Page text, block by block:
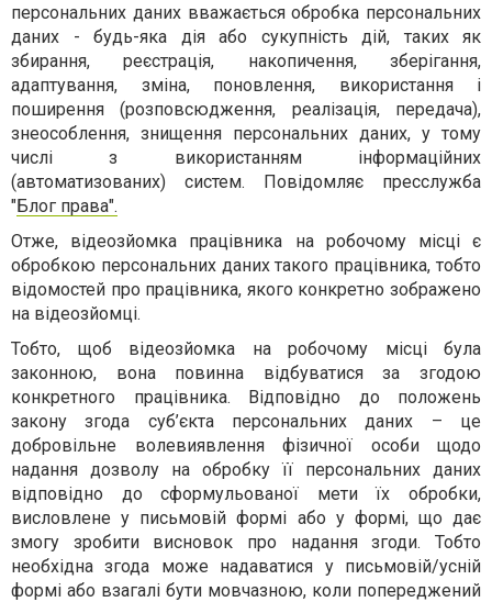
персональних даних вважається обробка персональних
даних - будь-яка дія або сукупність дій, таких як
збирання, реєстрація, накопичення, зберігання,
адаптування, зміна, поновлення, використання і
поширення (розповсюдження, реалізація, передача),
знеособлення, знищення персональних даних, у тому
числі з використанням інформаційних
(автоматизованих) систем. Повідомляє пресслужба
"Блог права".
Отже, відеозйомка працівника на робочому місці є
обробкою персональних даних такого працівника, тобто
відомостей про працівника, якого конкретно зображено
на відеозйомці.
Тобто, щоб відеозйомка на робочому місці була
законною, вона повинна відбуватися за згодою
конкретного працівника. Відповідно до положень
закону згода суб’єкта персональних даних – це
добровільне волевиявлення фізичної особи щодо
надання дозволу на обробку її персональних даних
відповідно до сформульованої мети їх обробки,
висловлене у письмовій формі або у формі, що дає
змогу зробити висновок про надання згоди. Тобто
необхідна згода може надаватися у письмовій/усній
формі або взагалі бути мовчазною, коли попереджений